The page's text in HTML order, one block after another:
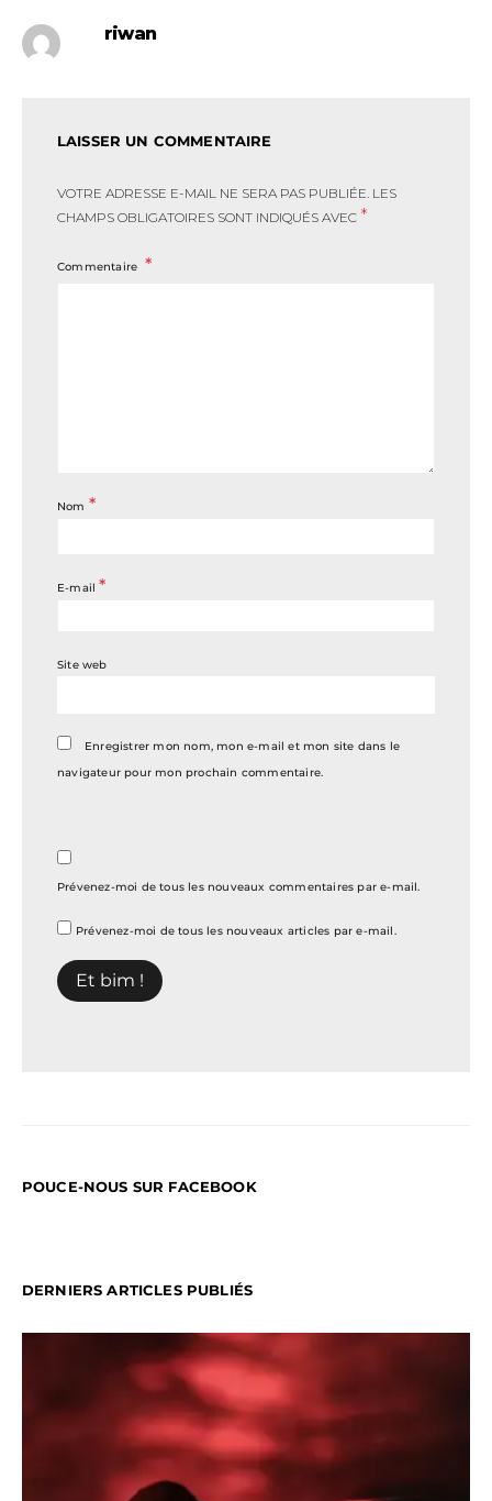
riwan
LAISSER UN COMMENTAIRE
VOTRE ADRESSE E-MAIL NE SERA PAS PUBLIÉE. LES
CHAMPS OBLIGATOIRES SONT INDIQUÉS AVEC *
Commentaire
Nom *
E-mail*
Site web
Enregistrer mon nom, mon e-mail et mon site dans le
navigateur pour mon prochain commentaire.
Prévenez-moi de tous les nouveaux commentaires par e-mail.
Prévenez-moi de tous les nouveaux articles par e-mail.
POUCE-NOUS SUR FACEBOOK
DERNIERS ARTICLES PUBLIÉS